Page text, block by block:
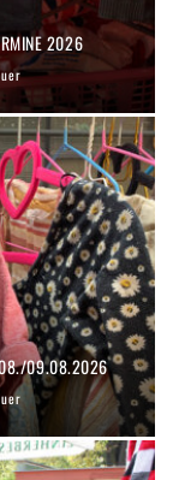
2026
| 08./09.08.2026